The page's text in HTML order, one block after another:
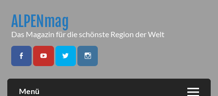
contentALPENmag
Das Magazin für die schönste Region der Welt
Menü